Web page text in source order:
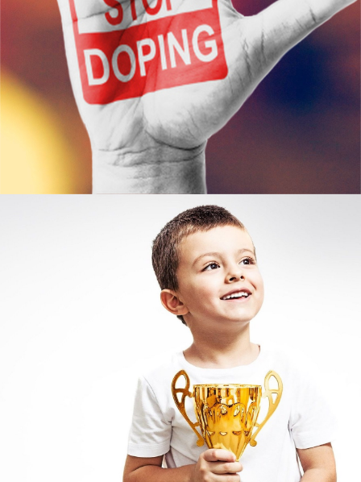
Узнать больше
ЮКИОР
ОТДЕЛ ВЫЯВЛЕНИЯ И
ПОДДЕРЖКИ ОДАРЁННЫХ ДЕТЕЙ